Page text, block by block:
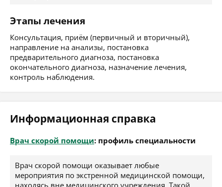
Этапы лечения
Консультация, приём (первичный и вторичный),
направление на анализы, постановка
предварительного диагноза, постановка
окончательного диагноза, назначение лечения,
контроль наблюдения.
Информационная справка
Врач скорой помощи: профиль специальности
Врач скорой помощи оказывает любые
мероприятия по экстренной медицинской помощи,
находясь вне медицинского учреждения. Такой